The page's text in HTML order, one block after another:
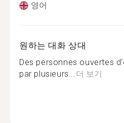
영어
원하는 대화 상대
Des personnes ouvertes
par plusieurs...더 보기